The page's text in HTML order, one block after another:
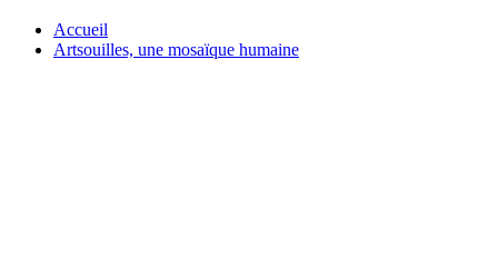
Accueil
Artsouilles, une mosaïque humaine